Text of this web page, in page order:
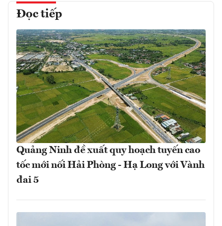
Đọc tiếp
Quảng Ninh đề xuất quy hoạch tuyến cao
tốc mới nối Hải Phòng - Hạ Long với Vành
đai 5